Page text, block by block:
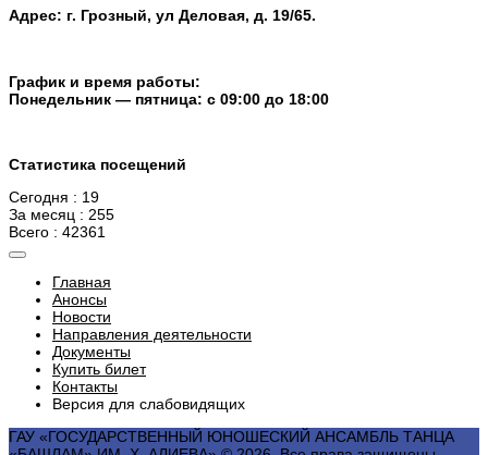
Адрес: г. Грозный, ул Деловая, д. 19/65.
График и время работы:
Понедельник — пятница: с 09:00 до 18:00
Статистика посещений
Сегодня : 19
За месяц : 255
Всего : 42361
Главная
Анонсы
Новости
Направления деятельности
Документы
Купить билет
Контакты
Версия для слабовидящих
ГАУ «ГОСУДАРСТВЕННЫЙ ЮНОШЕСКИЙ АНСАМБЛЬ ТАНЦА